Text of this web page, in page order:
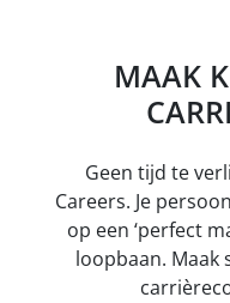
MAAK
Geen tijd te
Careers. Je
op een ‘perfect
loopbaan. Maak